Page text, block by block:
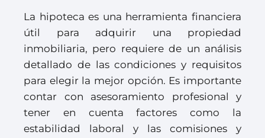
La hipoteca es una herramienta financiera
útil para adquirir una propiedad
inmobiliaria, pero requiere de un análisis
detallado de las condiciones y requisitos
para elegir la mejor opción. Es importante
contar con asesoramiento profesional y
tener en cuenta factores como la
estabilidad laboral y las comisiones y